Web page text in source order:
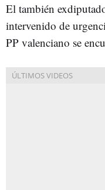
El también
intervenido de
PP valenciano se